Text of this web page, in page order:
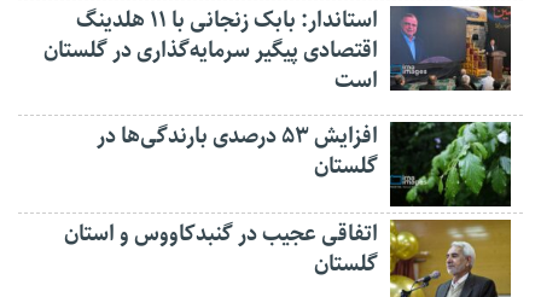
استاندار: بابک زنجانی با ۱۱ هلدینگ
اقتصادی پیگیر سرمایه‌گذاری در گلستان
است
افزایش ۵۳ درصدی بارندگی‌ها در
گلستان
اتفاقی عجیب در‌ گنبدکاووس و استان
گلستان